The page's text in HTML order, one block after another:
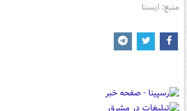
منبع: ایسنا